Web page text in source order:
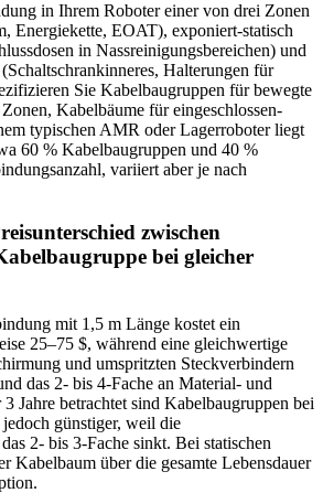
in Ihrem Roboter einer von drei Zonen
Energiekette, EOAT), exponiert-statisch
in Nassreinigungsbereichen) und
Halterungen für
Sie Kabelbaugruppen für bewegte
Kabelbäume für eingeschlossen-
typischen AMR oder Lagerroboter liegt
60 % Kabelbaugruppen und 40 %
variiert aber je nach
zwischen
bei gleicher
mit 1,5 m Länge kostet ein
25–75 $, während eine gleichwertige
und umspritzten Steckverbindern
das 2- bis 4-Fache an Material- und
Jahre betrachtet sind Kabelbaugruppen bei
günstiger, weil die
2- bis 3-Fache sinkt. Bei statischen
Kabelbaum über die gesamte Lebensdauer